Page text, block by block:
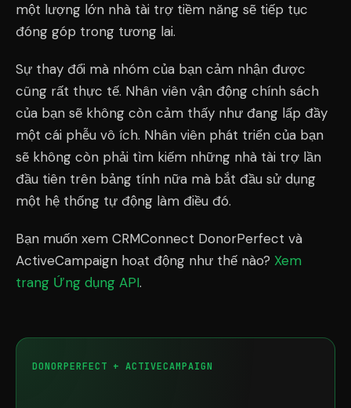
một lượng lớn nhà tài trợ tiềm năng sẽ tiếp tục
đóng góp trong tương lai.
Sự thay đổi mà nhóm của bạn cảm nhận được
cũng rất thực tế. Nhân viên vận động chính sách
của bạn sẽ không còn cảm thấy như đang lấp đầy
một cái phễu vô ích. Nhân viên phát triển của bạn
sẽ không còn phải tìm kiếm những nhà tài trợ lần
đầu tiên trên bảng tính nữa mà bắt đầu sử dụng
một hệ thống tự động làm điều đó.
Bạn muốn xem CRMConnect DonorPerfect và
ActiveCampaign hoạt động như thế nào? Xem
trang Ứng dụng API.
DONORPERFECT + ACTIVECAMPAIGN